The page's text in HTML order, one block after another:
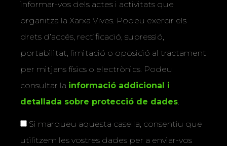
informar-vos dels actes i activitats que
organitza la Xarxa Vives. Podeu exercir els
drets d’accés, rectificació, supressió,
portabilitat, limitació o oposició al tractament
per mitjans físics o electrònics. Podeu
consultar la informació addicional i
detallada sobre protecció de dades.
Si marqueu aquesta casella, consentiu que
utilitzem les vostres dades per a enviar-vos